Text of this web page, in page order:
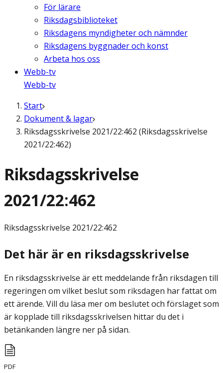
För lärare
Riksdagsbiblioteket
Riksdagens myndigheter och nämnder
Riksdagens byggnader och konst
Arbeta hos oss
Webb-tv
Webb-tv
Start
Dokument & lagar
Riksdagsskrivelse 2021/22:462 (Riksdagsskrivelse
2021/22:462)
Riksdagsskrivelse
2021/22:462
Riksdagsskrivelse 2021/22:462
Det här är en riksdagsskrivelse
En riksdagsskrivelse är ett meddelande från riksdagen till
regeringen om vilket beslut som riksdagen har fattat om
ett ärende. Vill du läsa mer om beslutet och förslaget som
är kopplade till riksdagsskrivelsen hittar du det i
betänkanden längre ner på sidan.
PDF